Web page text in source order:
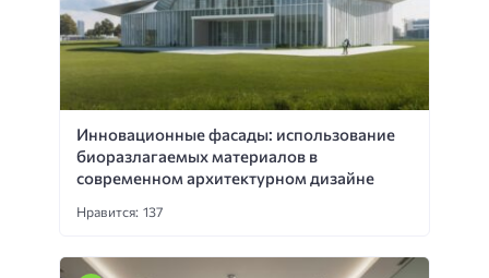
Инновационные фасады: использование
биоразлагаемых материалов в
современном архитектурном дизайне
Нравится: 137